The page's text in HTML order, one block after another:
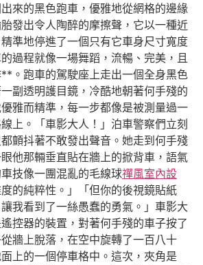
來的黑色跑車，優雅地從網格的邊緣
發出令人陶醉的摩擦聲，它以一種近
準地停進了一個只有它車身尺寸寬度
過程就像一場舞蹈，流暢、完美，且
。跑車的駕駛座上走出一個全身黑色
副透明護目鏡，冷酷地朝著何手殘的
雅而精準，每一步都像是被測量過一
上。「車影大人！」泊車警察們立刻
顫抖著不敢發出聲音。她走到何手殘
他那輛垂直貼在牆上的掀背車，語氣
技像一團混亂的毛線球禪風室內設
的純粹性。」「但你的後視鏡貼紙
我看到了一絲愚蠢的勇氣。」車影大
控器的裝置，對著何手殘的車子按了
牆上脫落，在空中旋轉了一百八十
上的一個停車格中。這次，夾角是